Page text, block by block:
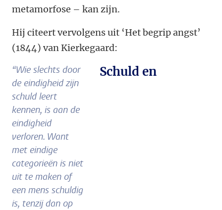
metamorfose – kan zijn.
Hij citeert vervolgens uit ‘Het begrip angst’
(1844) van Kierkegaard:
“Wie slechts door
de eindigheid zijn
schuld leert
kennen, is aan de
eindigheid
verloren. Want
met eindige
categorieën is niet
uit te maken of
een mens schuldig
is, tenzij dan op
Schuld en